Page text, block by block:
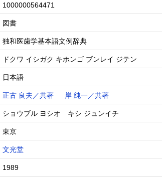
1000000564471
図書
独和医歯学基本語文例辞典
ドクワ イシガク キホンゴ ブンレイ ジテン
日本語
正古 良夫／共著 岸 純一／共著
ショウブル ヨシオ キシ ジュンイチ
東京
文光堂
1989